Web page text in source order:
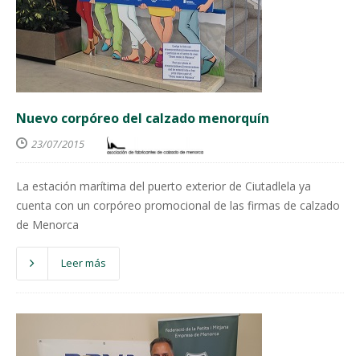
Nuevo corpóreo del calzado menorquín
23/07/2015
La estación marítima del puerto exterior de Ciutadlela ya
cuenta con un corpóreo promocional de las firmas de calzado
de Menorca
Leer más